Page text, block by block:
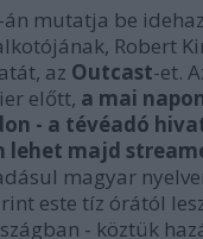
án mutatja be
Robert
az Outcast-et.
előtt, a mai
- a tévéadó
lehet majd
magyar
este tíz órától
- köztük